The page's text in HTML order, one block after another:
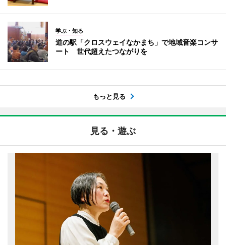
学ぶ・知る
道の駅「クロスウェイなかまち」で地域音楽コンサ
ート 世代超えたつながりを
もっと見る
見る・遊ぶ